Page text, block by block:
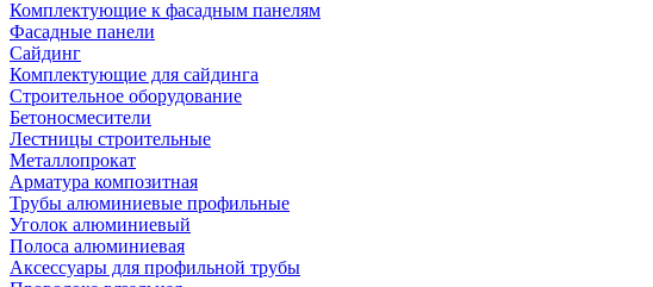
Комплектующие к фасадным панелям
Фасадные панели
Сайдинг
Комплектующие для сайдинга
Строительное оборудование
Бетоносмесители
Лестницы строительные
Металлопрокат
Арматура композитная
Трубы алюминиевые профильные
Уголок алюминиевый
Полоса алюминиевая
Аксессуары для профильной трубы